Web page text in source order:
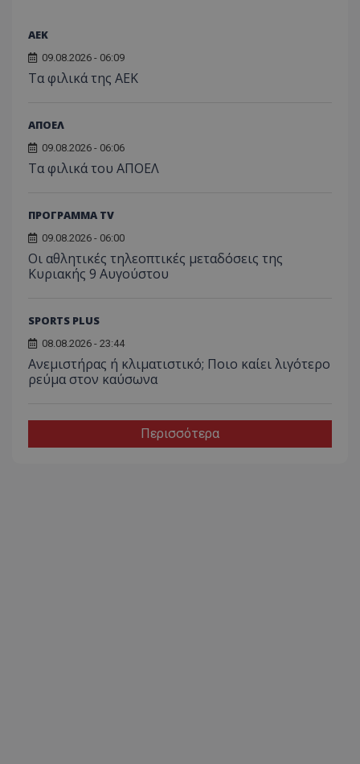
ΑEK
09.08.2026 - 06:09
Τα φιλικά της ΑΕΚ
ΑΠΟΕΛ
09.08.2026 - 06:06
Τα φιλικά του ΑΠΟΕΛ
ΠΡΟΓΡΑΜΜΑ TV
09.08.2026 - 06:00
Οι αθλητικές τηλεοπτικές μεταδόσεις της
Κυριακής 9 Αυγούστου
SPORTS PLUS
08.08.2026 - 23:44
Ανεμιστήρας ή κλιματιστικό; Ποιο καίει λιγότερο
ρεύμα στον καύσωνα
Περισσότερα